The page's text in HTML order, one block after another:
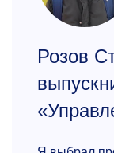
Розов